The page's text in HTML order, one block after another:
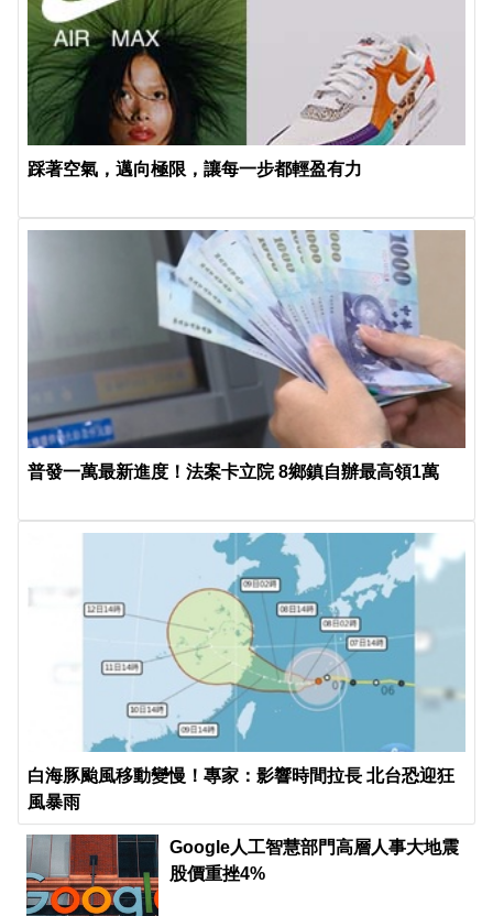
踩著空氣，邁向極限，讓每一步都輕盈有力
普發一萬最新進度！法案卡立院 8鄉鎮自辦最高領1萬
白海豚颱風移動變慢！專家：影響時間拉長 北台恐迎狂
風暴雨
Google人工智慧部門高層人事大地震
股價重挫4%